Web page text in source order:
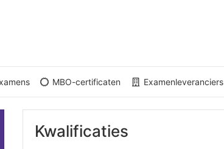
MBO-certificaten Examenleveranciers
Kwalificaties